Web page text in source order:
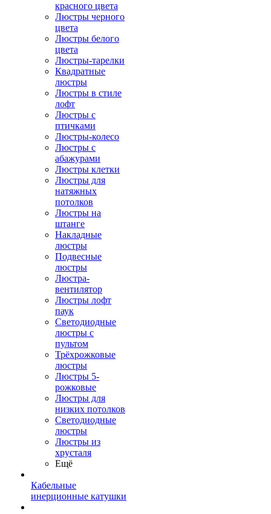
красного цвета
Люстры черного
цвета
Люстры белого
цвета
Люстры-тарелки
Квадратные
люстры
Люстры в стиле
лофт
Люстры с
птичками
Люстры-колесо
Люстры с
абажурами
Люстры клетки
Люстры для
натяжных
потолков
Люстры на
штанге
Накладные
люстры
Подвесные
люстры
Люстра-
вентилятор
Люстры лофт
паук
Светодиодные
люстры с
пультом
Трёхрожковые
люстры
Люстры 5-
рожковые
Люстры для
низких потолков
Cветодиодные
люстры
Люстры из
хрусталя
Ещё
Кабельные
инерционные катушки